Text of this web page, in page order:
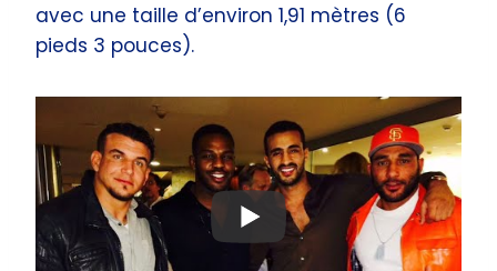
avec une taille d’environ 1,91 mètres (6
pieds 3 pouces).